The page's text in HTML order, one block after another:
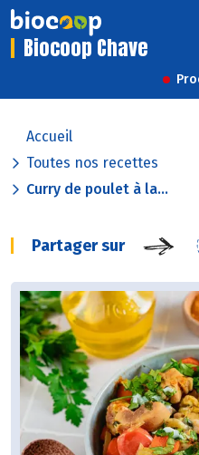
Biocoop Chave
Accueil
Toutes nos recettes
Curry de poulet à la...
Partager sur